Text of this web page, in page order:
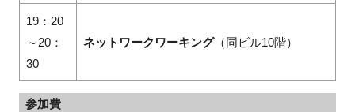
19：20
～20：
30
ネットワークワーキング（同ビル10階）
参加費